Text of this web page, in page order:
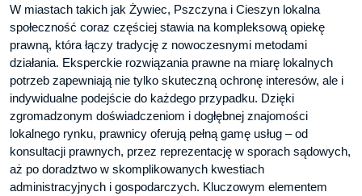
W miastach takich jak Żywiec, Pszczyna i Cieszyn lokalna
społeczność coraz częściej stawia na kompleksową opiekę
prawną, która łączy tradycję z nowoczesnymi metodami
działania. Eksperckie rozwiązania prawne na miarę lokalnych
potrzeb zapewniają nie tylko skuteczną ochronę interesów, ale i
indywidualne podejście do każdego przypadku. Dzięki
zgromadzonym doświadczeniom i dogłębnej znajomości
lokalnego rynku, prawnicy oferują pełną gamę usług – od
konsultacji prawnych, przez reprezentację w sporach sądowych,
aż po doradztwo w skomplikowanych kwestiach
administracyjnych i gospodarczych. Kluczowym elementem